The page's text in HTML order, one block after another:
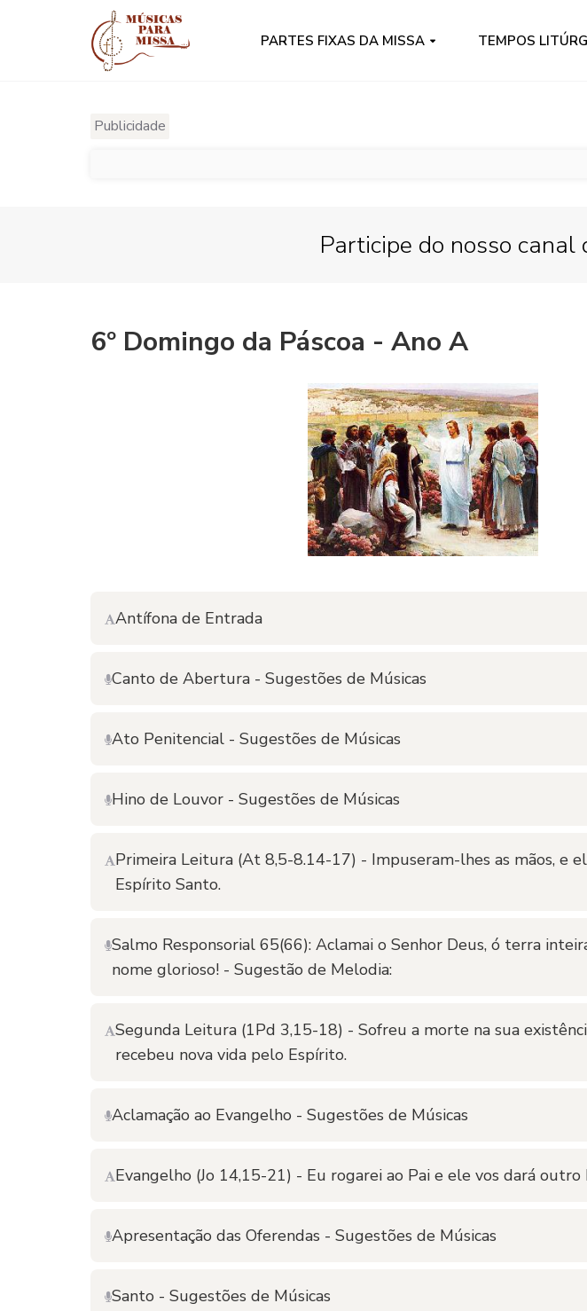
PARTES FIXAS DA MISSA TEMPOS
Publicidade
Participe do nosso canal
6º Domingo da Páscoa - Ano A
Antífona de Entrada
Canto de Abertura - Sugestões de Músicas
Ato Penitencial - Sugestões de Músicas
Hino de Louvor - Sugestões de Músicas
Primeira Leitura (At 8,5-8.14-17) - Impuseram-lhes as mãos, e
Espírito Santo.
Salmo Responsorial 65(66): Aclamai o Senhor Deus, ó terra
nome glorioso! - Sugestão de Melodia:
Segunda Leitura (1Pd 3,15-18) - Sofreu a morte na sua
recebeu nova vida pelo Espírito.
Aclamação ao Evangelho - Sugestões de Músicas
Evangelho (Jo 14,15-21) - Eu rogarei ao Pai e ele vos dará outro
Apresentação das Oferendas - Sugestões de Músicas
Santo - Sugestões de Músicas